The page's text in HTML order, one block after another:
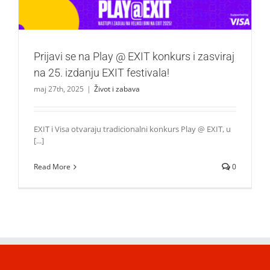
Prijavi se na Play @ EXIT konkurs i zasviraj
na 25. izdanju EXIT festivala!
maj 27th, 2025 | Život i zabava
EXIT i Visa otvaraju tradicionalni konkurs Play @ EXIT, u
[...]
Read More 0